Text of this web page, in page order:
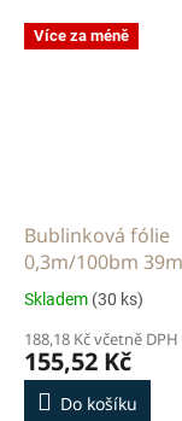
Více za méně
Bublinková fólie
0,3m/100bm
Skladem (30 ks)
188,18 Kč včetně DPH
155,52 Kč
Do košíku